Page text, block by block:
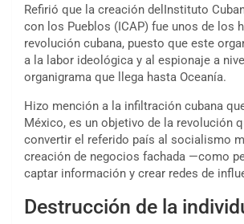
Refirió que la creación delInstituto
con los Pueblos (ICAP) fue unos de los
revolución cubana, puesto que este
a la labor ideológica y al espionaje a
organigrama que llega hasta Oceanía.
Hizo mención a la infiltración cubana
México, es un objetivo de la revolución
convertir el referido país al socialismo
creación de negocios fachada —como
captar información y crear redes de
Destrucción de la